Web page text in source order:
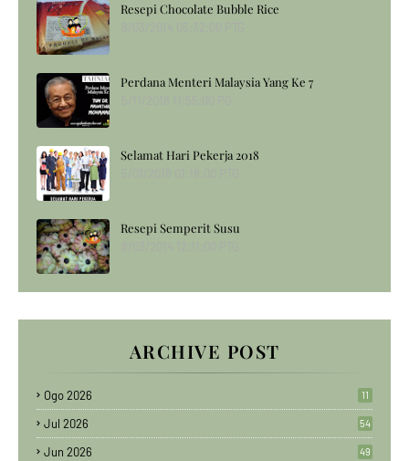
Resepi Chocolate Bubble Rice
Perdana Menteri Malaysia Yang Ke 7
Selamat Hari Pekerja 2018
Resepi Semperit Susu
ARCHIVE POST
Ogo 2026 11
Jul 2026 54
Jun 2026 49